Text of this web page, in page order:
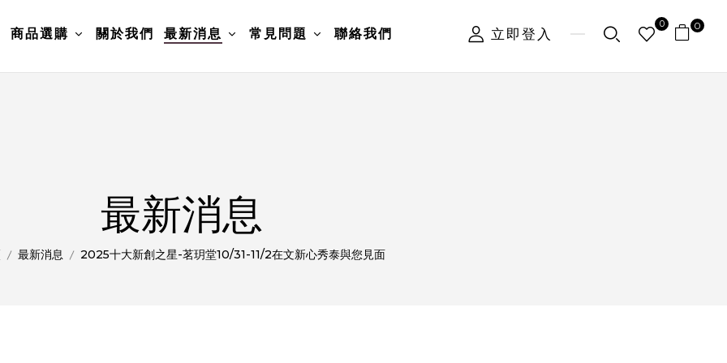
商品選購 關於我們 最新消息 常見問題 聯絡我們 立即登入
0 0
最新消息
最新消息 2025十大新創之星-茗玥堂10/31-11/2在文新心秀泰與您見面